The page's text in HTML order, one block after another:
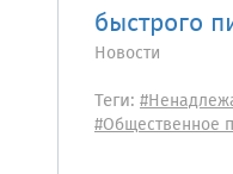
быстрого
Новости
Теги:
#Общественное